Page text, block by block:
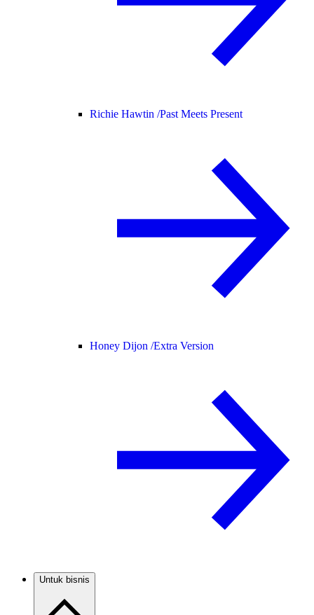
Richie Hawtin /Past Meets Present
Honey Dijon /Extra Version
Untuk bisnis